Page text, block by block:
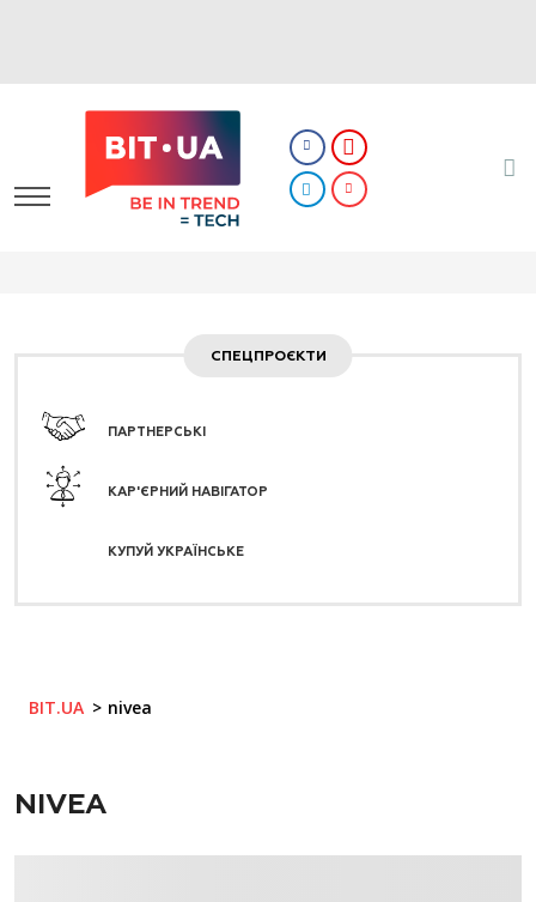
СПЕЦПРОЄКТИ
ПАРТНЕРСЬКІ
КАР'ЄРНИЙ НАВІГАТОР
КУПУЙ УКРАЇНСЬКЕ
BIT.UA nivea
NIVEA